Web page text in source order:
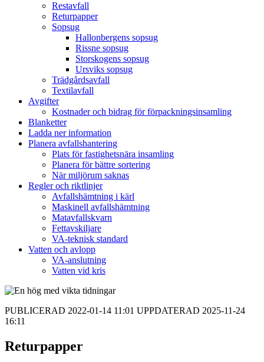
Restavfall
Returpapper
Sopsug
Hallonbergens sopsug
Rissne sopsug
Storskogens sopsug
Ursviks sopsug
Trädgårdsavfall
Textilavfall
Avgifter
Kostnader och bidrag för förpackningsinsamling
Blanketter
Ladda ner information
Planera avfallshantering
Plats för fastighetsnära insamling
Planera för bättre sortering
När miljörum saknas
Regler och riktlinjer
Avfallshämtning i kärl
Maskinell avfallshämtning
Matavfallskvarn
Fettavskiljare
VA-teknisk standard
Vatten och avlopp
VA-anslutning
Vatten vid kris
PUBLICERAD 2022-01-14 11:01 UPPDATERAD 2025-11-24
16:11
Returpapper